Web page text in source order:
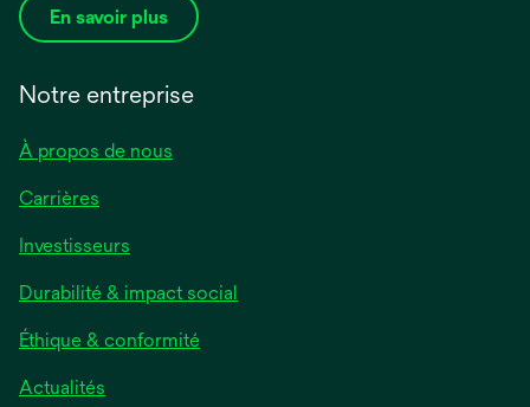
En savoir plus
Notre entreprise
À propos de nous
Carrières
Investisseurs
Durabilité & impact social
Éthique & conformité
Actualités